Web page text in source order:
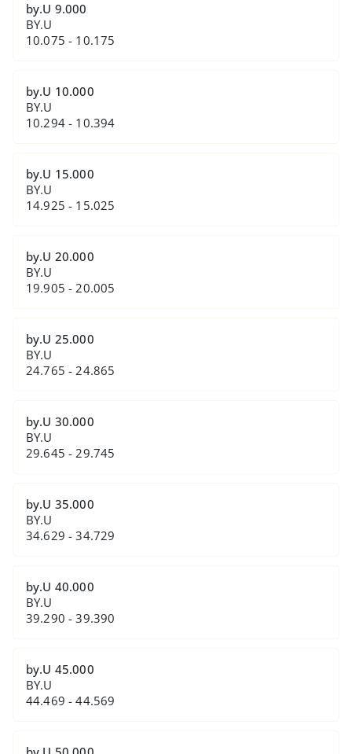
by.U 9.000
BY.U
10.075 - 10.175
by.U 10.000
BY.U
10.294 - 10.394
by.U 15.000
BY.U
14.925 - 15.025
by.U 20.000
BY.U
19.905 - 20.005
by.U 25.000
BY.U
24.765 - 24.865
by.U 30.000
BY.U
29.645 - 29.745
by.U 35.000
BY.U
34.629 - 34.729
by.U 40.000
BY.U
39.290 - 39.390
by.U 45.000
BY.U
44.469 - 44.569